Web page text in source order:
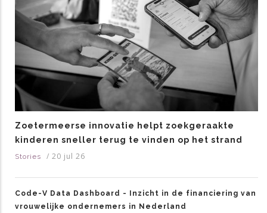
Zoetermeerse innovatie helpt zoekgeraakte
kinderen sneller terug te vinden op het strand
Stories / 20 jul 26
Code-V Data Dashboard - Inzicht in de financiering van
vrouwelijke ondernemers in Nederland